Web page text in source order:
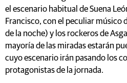
el escenario habitual de Suena
Francisco, con el peculiar músico
de la noche) y los rockeros de
mayoría de las miradas estarán
cuyo escenario irán pasando los
protagonistas de la jornada.